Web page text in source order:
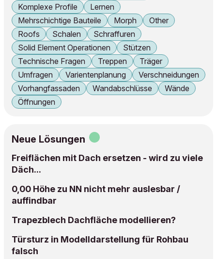
Komplexe Profile
Lernen
Mehrschichtige Bauteile
Morph
Other
Roofs
Schalen
Schraffuren
Solid Element Operationen
Stützen
Technische Fragen
Treppen
Träger
Umfragen
Varientenplanung
Verschneidungen
Vorhangfassaden
Wandabschlüsse
Wände
Öffnungen
Neue Lösungen
Freiflächen mit Dach ersetzen - wird zu viele
Däch...
0,00 Höhe zu NN nicht mehr auslesbar /
auffindbar
Trapezblech Dachfläche modellieren?
Türsturz in Modelldarstellung für Rohbau
falsch